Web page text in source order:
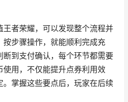
者荣耀，可以发现整个流程并
按步骤操作，就能顺利完成充
到支付确认，每个环节都需要
用，不仅能提升点券利用效
掌握这些要点后，玩家在后续